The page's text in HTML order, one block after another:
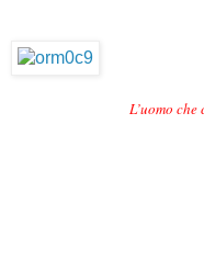
L’uomo che